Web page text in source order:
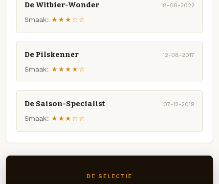
De Witbier-Wonder 18-08-2022
Smaak: ★★★☆☆
De Pilskenner 12-08-2017
Smaak: ★★★★☆
De Saison-Specialist 07-12-2019
Smaak: ★★★☆☆
DE SELECTIE